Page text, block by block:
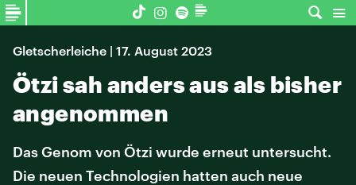
Gletscherleiche | 17. August 2023
Ötzi sah anders aus als bisher
angenommen
Das Genom von Ötzi wurde erneut untersucht.
Die neuen Technologien hatten auch neue